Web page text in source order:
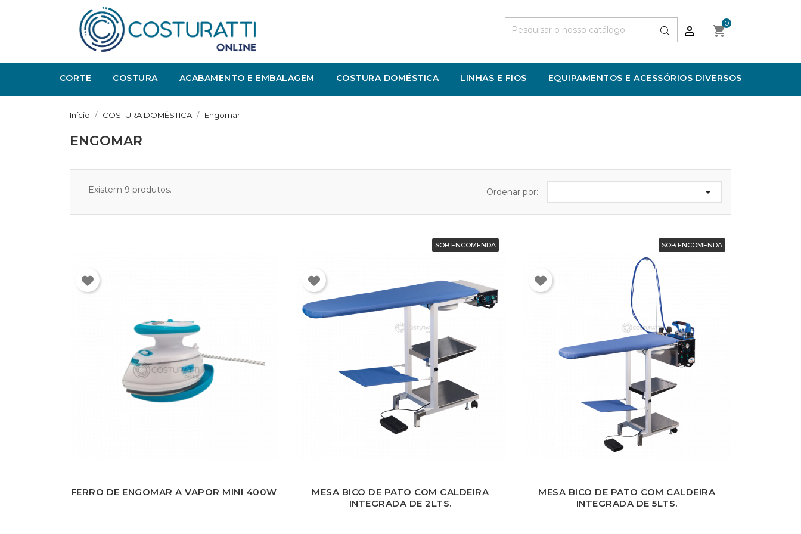

0

CORTE COSTURA ACABAMENTO E EMBALAGEM COSTURA DOMÉSTICA LINHAS E FIOS EQUIPAMENTOS E ACESSÓRIOS DIVERSOS
Início COSTURA DOMÉSTICA Engomar
ENGOMAR
Existem 9 produtos. Ordenar por: 
FERRO DE ENGOMAR A VAPOR MINI 400W
SOB ENCOMENDA
MESA BICO DE PATO COM CALDEIRA
INTEGRADA DE 2LTS.
SOB ENCOMENDA
MESA BICO DE PATO COM CALDEIRA
INTEGRADA DE 5LTS.